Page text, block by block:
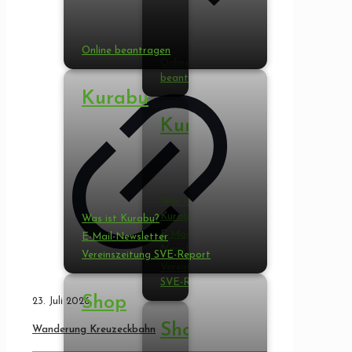
beantragen
Kurabu
Was ist
Kurabu?
E-Mail-
Newsletter
SVE-Report
Shop
Online beantragen
Kurabu
Was ist Kurabu?
E-Mail-Newsletter
Vereinszeitung SVE-Report
Shop
23. Juli 2026
Wanderung Kreuzeckbahn